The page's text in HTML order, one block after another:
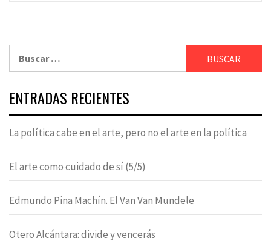
ENTRADAS RECIENTES
La política cabe en el arte, pero no el arte en la política
El arte como cuidado de sí (5/5)
Edmundo Pina Machín. El Van Van Mundele
Otero Alcántara: divide y vencerás